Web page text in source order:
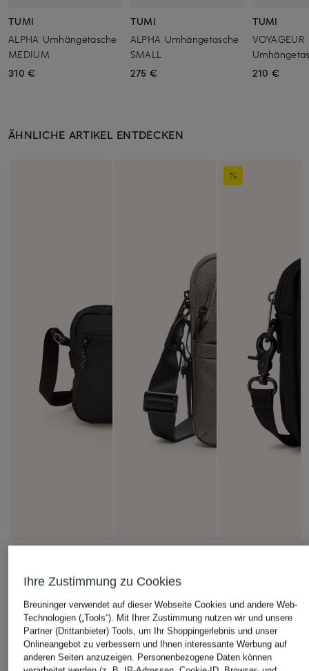
TUMI
ALPHA Umhängetasche
MEDIUM
310 €
TUMI
ALPHA Umhängetasche
SMALL
275 €
TUMI
VOYAGEUR
210 €
ÄHNLICHE ARTIKEL ENTDECKEN
Umhängetasche
69,95 €
ALPHA
Umhängetasche
MEDIUM
310 €
Umhängetasche
REDBOX SMALL
39,99 €
Bestpreis:34,99 €
Ihre Zustimmung zu Cookies
Breuninger verwendet auf dieser Webseite Cookies und andere Web-
Technologien („Tools“). Mit Ihrer Zustimmung nutzen wir und unsere
Partner (Drittanbieter) Tools, um Ihr Shoppingerlebnis und unser
Onlineangebot zu verbessern und Ihnen interessante Werbung auf
anderen Seiten anzuzeigen. Personenbezogene Daten können